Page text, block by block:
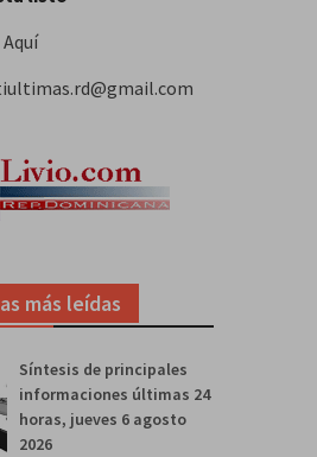
más leídas
Síntesis de principales
informaciones últimas 24
horas, jueves 6 agosto
2026